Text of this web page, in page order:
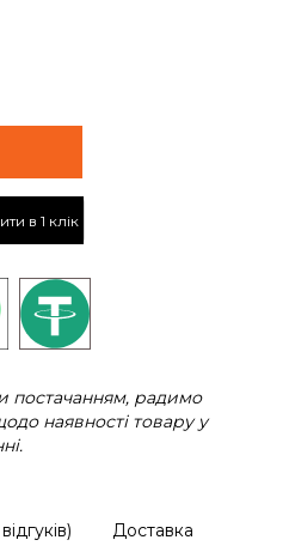
в 1 клік
постачанням, радимо
наявності товару у
Доставка